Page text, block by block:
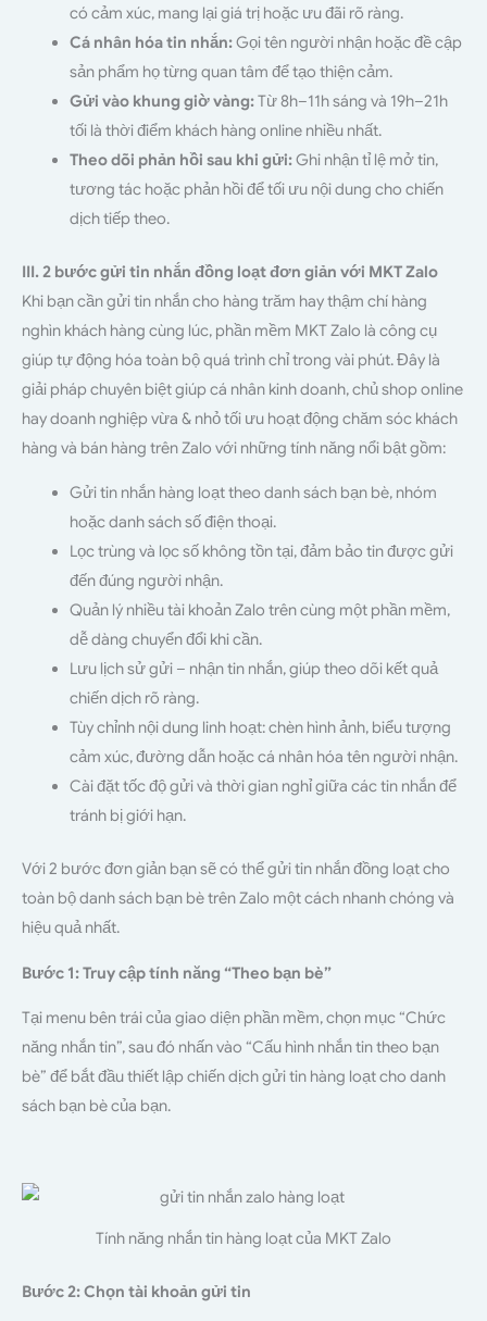
có cảm xúc, mang lại giá trị hoặc ưu đãi rõ ràng.
Cá nhân hóa tin nhắn:Gọi tên người nhận hoặc đề cập
sản phẩm họ từng quan tâm để tạo thiện cảm.
Gửi vào khung giờ vàng:Từ 8h–11h sáng và 19h–21h
tối là thời điểm khách hàng online nhiều nhất.
Theo dõi phản hồi sau khi gửi:Ghi nhận tỉ lệ mở tin,
tương tác hoặc phản hồi để tối ưu nội dung cho chiến
dịch tiếp theo.
III. 2 bước gửi tin nhắn đồng loạt đơn giản với MKT Zalo
Khi bạn cần gửi tin nhắn cho hàng trăm hay thậm chí hàng
nghìn khách hàng cùng lúc, phần mềm MKT Zalo là công cụ
giúp tự động hóa toàn bộ quá trình chỉ trong vài phút. Đây là
giải pháp chuyên biệt giúp cá nhân kinh doanh, chủ shop online
hay doanh nghiệp vừa & nhỏ tối ưu hoạt động chăm sóc khách
hàng và bán hàng trên Zalo với những tính năng nổi bật gồm:
Gửi tin nhắn hàng loạt theo danh sách bạn bè, nhóm
hoặc danh sách số điện thoại.
Lọc trùng và lọc số không tồn tại, đảm bảo tin được gửi
đến đúng người nhận.
Quản lý nhiều tài khoản Zalo trên cùng một phần mềm,
dễ dàng chuyển đổi khi cần.
Lưu lịch sử gửi – nhận tin nhắn, giúp theo dõi kết quả
chiến dịch rõ ràng.
Tùy chỉnh nội dung linh hoạt: chèn hình ảnh, biểu tượng
cảm xúc, đường dẫn hoặc cá nhân hóa tên người nhận.
Cài đặt tốc độ gửi và thời gian nghỉ giữa các tin nhắn để
tránh bị giới hạn.
Với 2 bước đơn giản bạn sẽ có thể gửi tin nhắn đồng loạt cho
toàn bộ danh sách bạn bè trên Zalo một cách nhanh chóng và
hiệu quả nhất.
Bước 1: Truy cập tính năng “Theo bạn bè”
Tại menu bên trái của giao diện phần mềm, chọn mục “Chức
năng nhắn tin”, sau đó nhấn vào “Cấu hình nhắn tin theo bạn
bè” để bắt đầu thiết lập chiến dịch gửi tin hàng loạt cho danh
sách bạn bè của bạn.
Tính năng nhắn tin hàng loạt của MKT Zalo
Bước 2: Chọn tài khoản gửi tin